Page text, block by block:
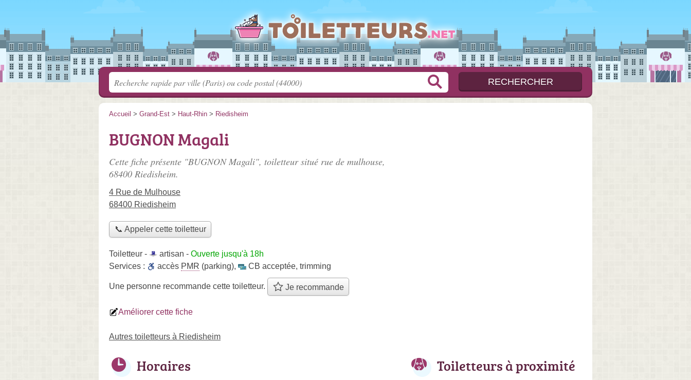
Accueil > Grand-Est > Haut-Rhin > Riedisheim
BUGNON Magali
Cette fiche présente "BUGNON Magali", toiletteur situé rue de mulhouse,
68400 Riedisheim.
4 Rue de Mulhouse
68400 Riedisheim
📞 Appeler cette toiletteur
Toiletteur - artisan - Ouverte jusqu'à 18h
Services :
accès PMR (parking), CB acceptée, trimming
Une personne recommande cette toiletteur. Je recommande
Améliorer cette fiche
Autres toiletteurs à Riedisheim
Horaires Toiletteurs à proximité